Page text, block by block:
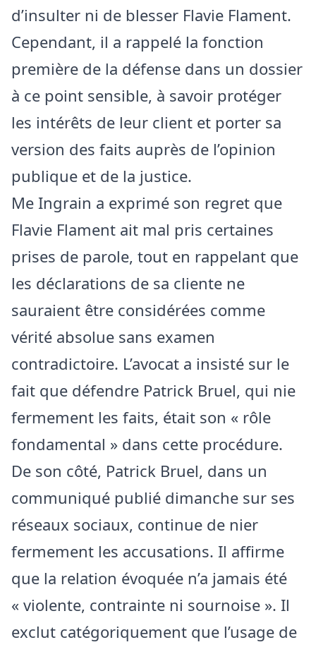
d’insulter ni de blesser Flavie Flament.
Cependant, il a rappelé la fonction
première de la défense dans un dossier
à ce point sensible, à savoir protéger
les intérêts de leur client et porter sa
version des faits auprès de l’opinion
publique et de la justice.
Me Ingrain a exprimé son regret que
Flavie Flament ait mal pris certaines
prises de parole, tout en rappelant que
les déclarations de sa cliente ne
sauraient être considérées comme
vérité absolue sans examen
contradictoire. L’avocat a insisté sur le
fait que défendre Patrick Bruel, qui nie
fermement les faits, était son « rôle
fondamental » dans cette procédure.
De son côté, Patrick Bruel, dans un
communiqué publié dimanche sur ses
réseaux sociaux, continue de nier
fermement les accusations. Il affirme
que la relation évoquée n’a jamais été
« violente, contrainte ni sournoise ». Il
exclut catégoriquement que l’usage de